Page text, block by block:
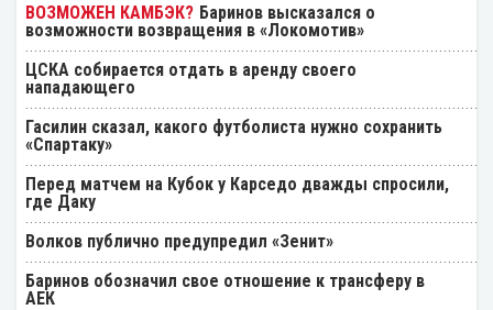
Баринов высказался о
возможности возвращения в «Локомотив»
ЦСКА собирается отдать в аренду своего
нападающего
Гасилин сказал, какого футболиста нужно сохранить
«Спартаку»
Перед матчем на Кубок у Карседо дважды спросили,
где Даку
Волков публично предупредил «Зенит»
Баринов обозначил свое отношение к трансферу в
АЕК